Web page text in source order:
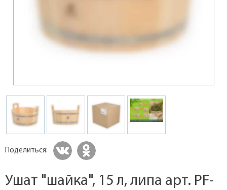
Поделиться:
Ушат "шайка", 15 л, липа арт. PF-